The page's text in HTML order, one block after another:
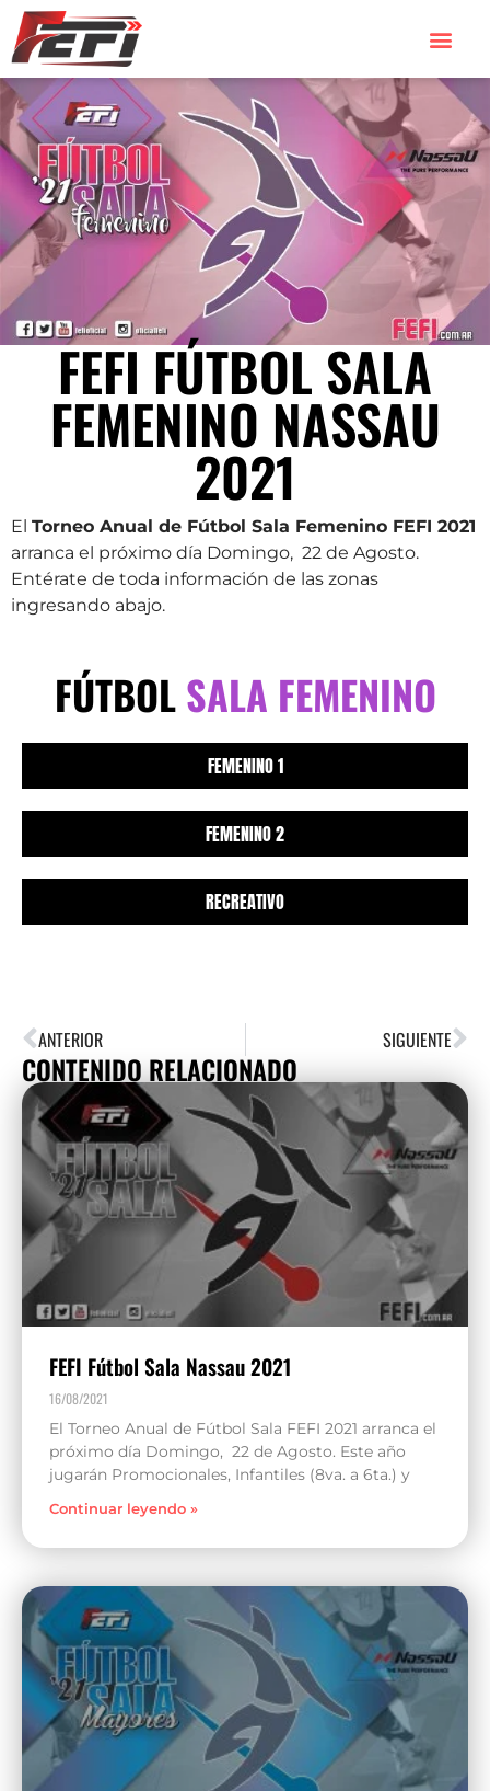
FEFI FÚTBOL SALA
FEMENINO NASSAU
2021
El Torneo Anual de Fútbol Sala Femenino FEFI 2021
arranca el próximo día Domingo, 22 de Agosto.
Entérate de toda información de las zonas
ingresando abajo.
FÚTBOLSALA FEMENINO
FEMENINO 1
FEMENINO 2
RECREATIVO
ANTERIOR SIGUIENTE
CONTENIDO RELACIONADO
FEFI Fútbol Sala Nassau 2021
16/08/2021
El Torneo Anual de Fútbol Sala FEFI 2021 arranca el
próximo día Domingo, 22 de Agosto. Este año
jugarán Promocionales, Infantiles (8va. a 6ta.) y
Continuar leyendo »